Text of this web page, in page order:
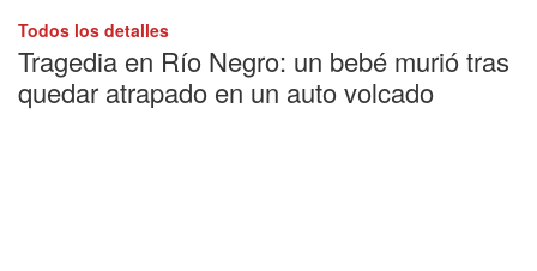
Todos los detalles
Tragedia en Río Negro: un bebé murió tras
quedar atrapado en un auto volcado